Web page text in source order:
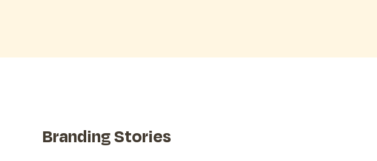
Branding Stories